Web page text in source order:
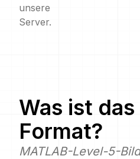
unsere
Server.
Was ist das
Format?
MATLAB-Level-5-